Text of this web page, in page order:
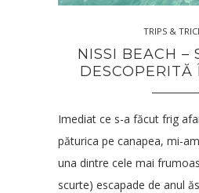
TRIPS &
NISSI BEACH –
DESCOPERITĂ
Imediat ce s-a făcut frig
păturica pe canapea, mi-
una dintre cele mai
scurte) escapade de anul